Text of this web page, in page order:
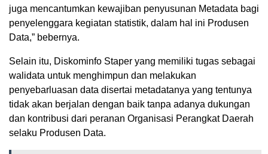
juga mencantumkan kewajiban penyusunan Metadata bagi
penyelenggara kegiatan statistik, dalam hal ini Produsen
Data,” bebernya.
Selain itu, Diskominfo Staper yang memiliki tugas sebagai
walidata untuk menghimpun dan melakukan
penyebarluasan data disertai metadatanya yang tentunya
tidak akan berjalan dengan baik tanpa adanya dukungan
dan kontribusi dari peranan Organisasi Perangkat Daerah
selaku Produsen Data.